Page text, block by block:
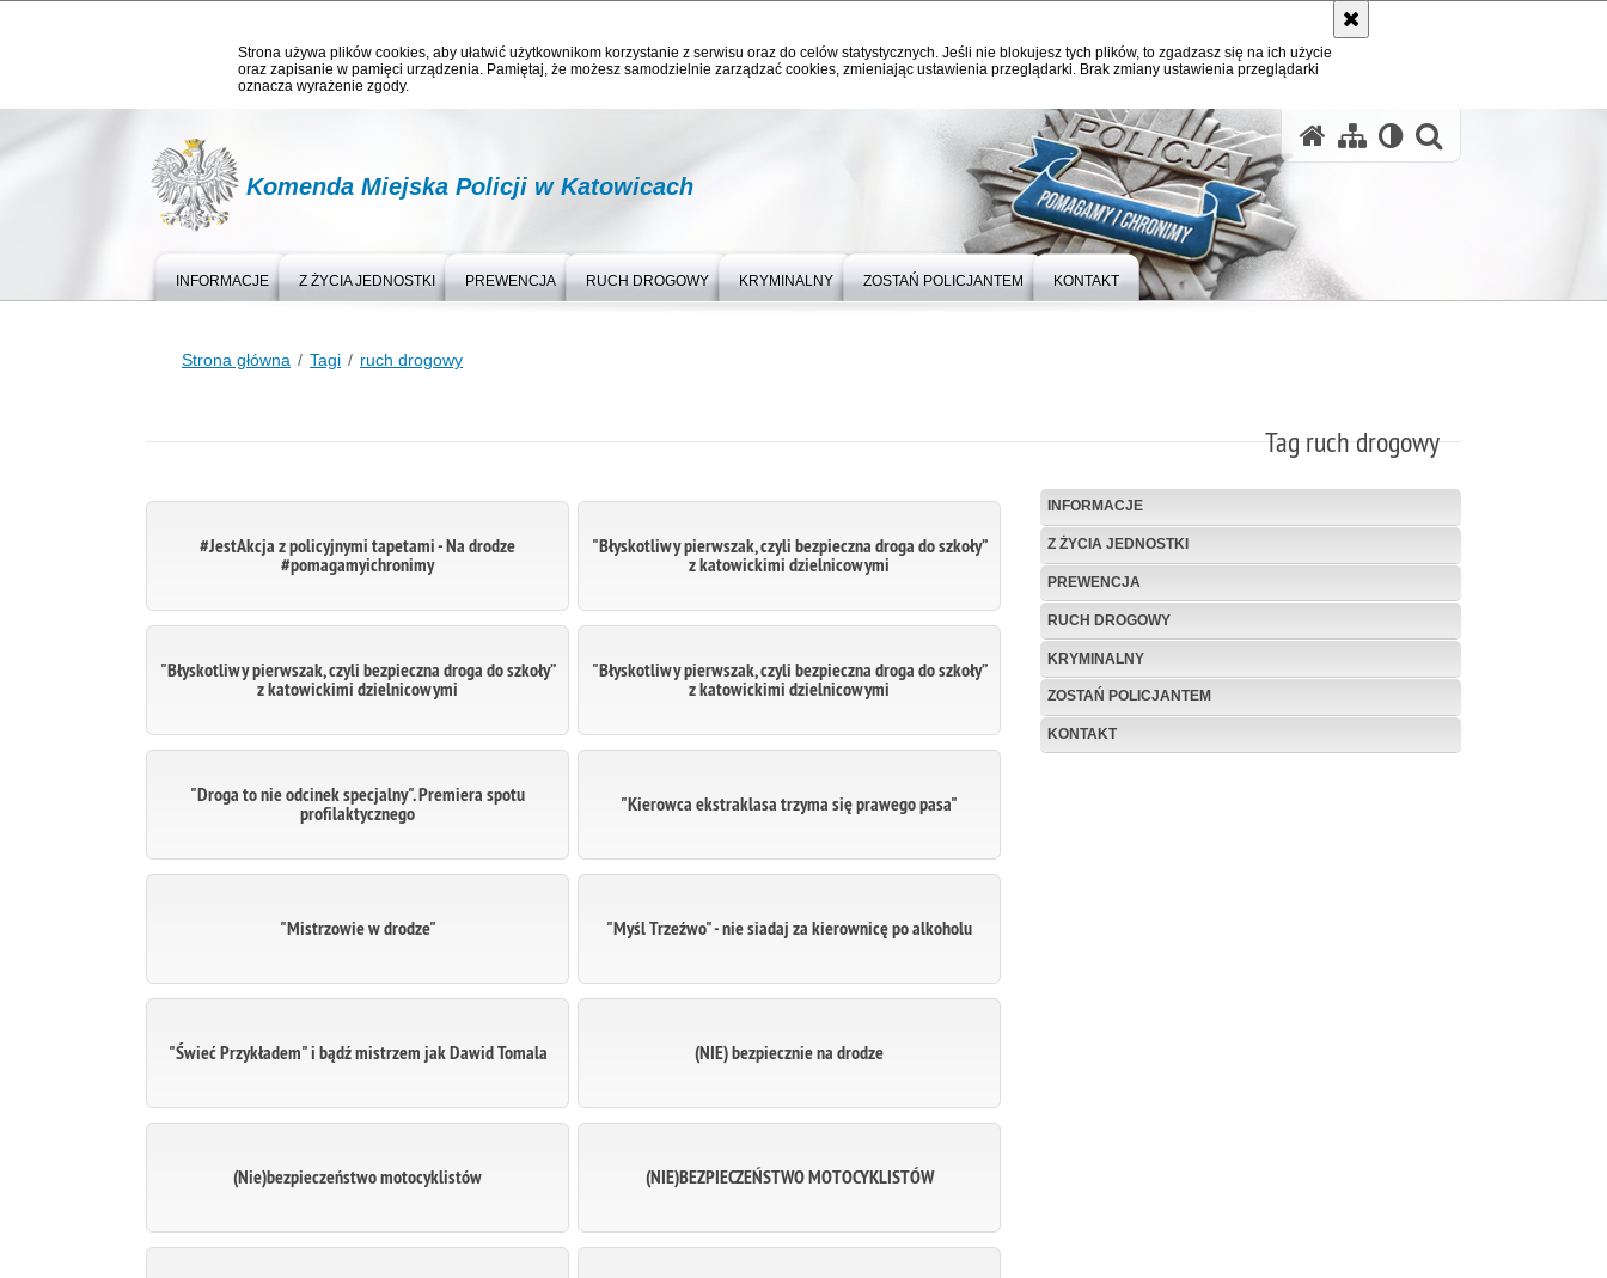
Strona używa plików cookies, aby ułatwić użytkownikom korzystanie z serwisu oraz do celów statystycznych. Jeśli nie blokujesz tych plików, to zgadzasz się na ich użycie
oraz zapisanie w pamięci urządzenia. Pamiętaj, że możesz samodzielnie zarządzać cookies, zmieniając ustawienia przeglądarki. Brak zmiany ustawienia przeglądarki
oznacza wyrażenie zgody.
Komenda Miejska Policji w Katowicach
INFORMACJE Z ŻYCIA JEDNOSTKI PREWENCJA RUCH DROGOWY KRYMINALNY ZOSTAŃ POLICJANTEM KONTAKT
Strona główna Tagi ruch drogowy
Tag ruch drogowy
INFORMACJE
Z ŻYCIA JEDNOSTKI
PREWENCJA
RUCH DROGOWY
KRYMINALNY
ZOSTAŃ POLICJANTEM
KONTAKT
#JestAkcja z policyjnymi tapetami - Na drodze
#pomagamyichronimy
"Błyskotliwy pierwszak, czyli bezpieczna droga do szkoły”
z katowickimi dzielnicowymi
"Błyskotliwy pierwszak, czyli bezpieczna droga do szkoły”
z katowickimi dzielnicowymi
"Błyskotliwy pierwszak, czyli bezpieczna droga do szkoły”
z katowickimi dzielnicowymi
"Droga to nie odcinek specjalny". Premiera spotu
profilaktycznego "Kierowca ekstraklasa trzyma się prawego pasa"
"Mistrzowie w drodze" "Myśl Trzeźwo" - nie siadaj za kierownicę po alkoholu
"Świeć Przykładem" i bądź mistrzem jak Dawid Tomala (NIE) bezpiecznie na drodze
(Nie)bezpieczeństwo motocyklistów (NIE)BEZPIECZEŃSTWO MOTOCYKLISTÓW